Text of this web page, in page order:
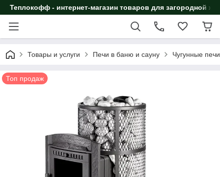
Теплокофф - интернет-магазин товаров для загородной
Товары и услуги Печи в баню и сауну Чугунные
Топ продаж